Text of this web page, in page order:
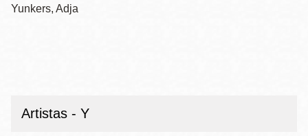
Yunkers, Adja
Artistas - Y